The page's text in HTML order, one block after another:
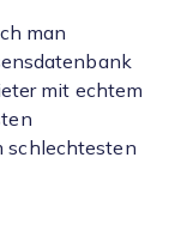
man
mit echtem
schlechtesten